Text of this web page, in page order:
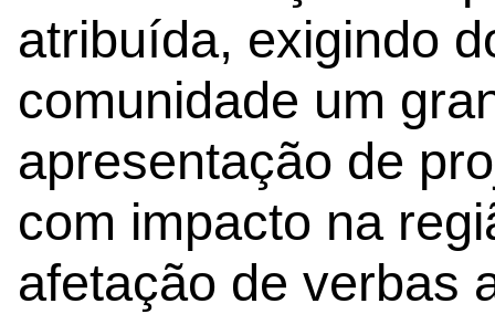
atribuída, exigindo
comunidade um
apresentação de
com impacto na
afetação de verbas